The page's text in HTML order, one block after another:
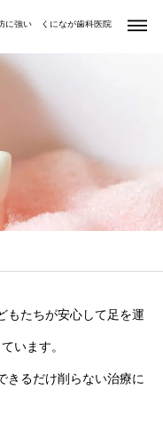
に強い くになが歯科医院
小児歯
歯周治
もたちが安心して足を運
います。
きるだけ削らない治療に